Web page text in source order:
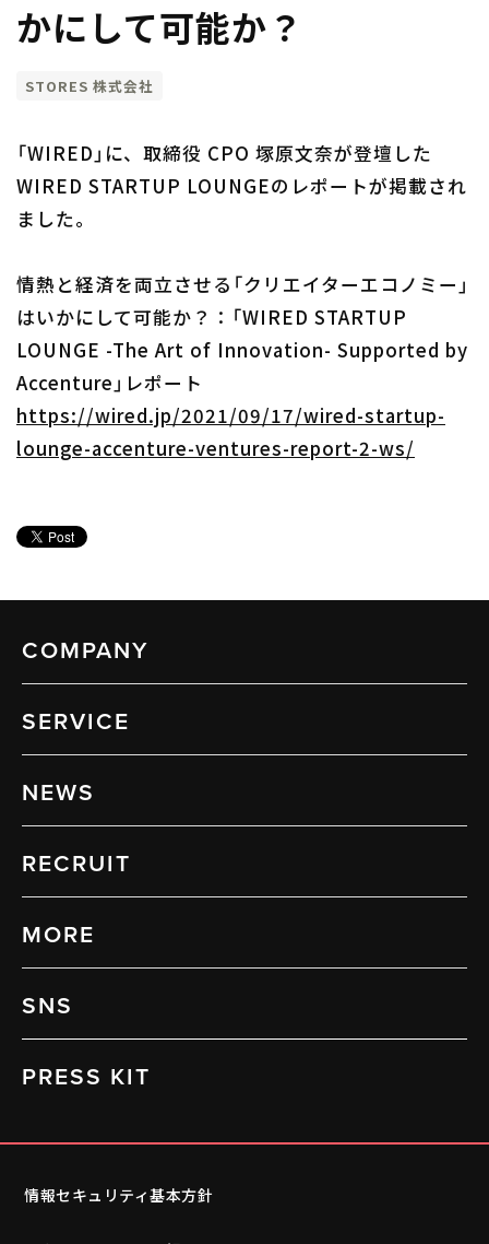
かにして可能か？
STORES 株式会社
「WIRED」に、取締役 CPO 塚原文奈が登壇した
WIRED STARTUP LOUNGEのレポートが掲載され
ました。
情熱と経済を両立させる「クリエイターエコノミー」
はいかにして可能か？：「WIRED STARTUP
LOUNGE -The Art of Innovation- Supported by
Accenture」レポート
https://wired.jp/2021/09/17/wired-startup-
lounge-accenture-ventures-report-2-ws/
COMPANY
SERVICE
NEWS
RECRUIT
MORE
SNS
PRESS KIT
情報セキュリティ基本方針